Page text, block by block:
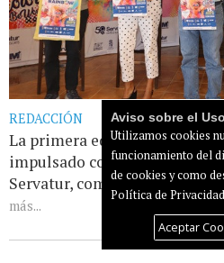
REDACCIÓN
La primera edición de este
impulsado con motivo del
Servatur, combinará una
más...
Aviso sobre el
Utilizamos cookies
funcionamiento del
de cookies y como
Política de
Aceptar